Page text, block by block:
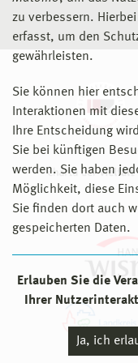
zu verbessern.
erfasst, um den
gewährleisten.
Sie können hier
Interaktionen mit
Ihre Entscheidung
Sie bei künftigen
werden. Sie haben
Möglichkeit, diese
Sie finden dort auch
gespeicherten Daten.
Erlauben Sie die
Ihrer
Ja, ich